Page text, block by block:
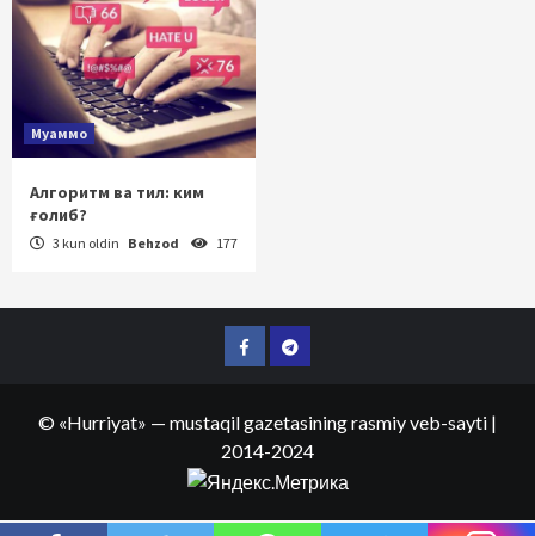
Муаммо
Алгоритм ва тил: ким
ғолиб?
3 kun oldin Behzod 177
FacebookTelegram
© «Hurriyat» — mustaqil gazetasining rasmiy veb-sayti |
2014-2024